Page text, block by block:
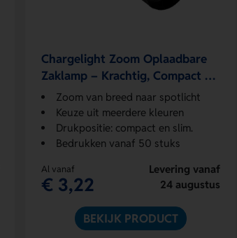
Chargelight Zoom Oplaadbare
Zaklamp – Krachtig, Compact en
Oplaadbaar
Zoom van breed naar spotlicht
Keuze uit meerdere kleuren
Drukpositie: compact en slim.
Bedrukken vanaf 50 stuks
Al vanaf
€ 3,22
Levering vanaf
24 augustus
BEKIJK PRODUCT